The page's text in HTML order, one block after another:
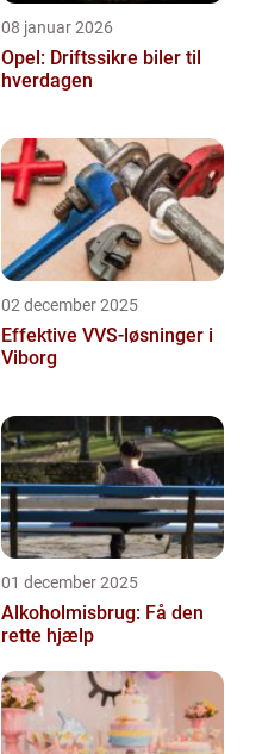
08 januar 2026
Opel: Driftssikre biler til
hverdagen
02 december 2025
Effektive VVS-løsninger i
Viborg
01 december 2025
Alkoholmisbrug: Få den
rette hjælp